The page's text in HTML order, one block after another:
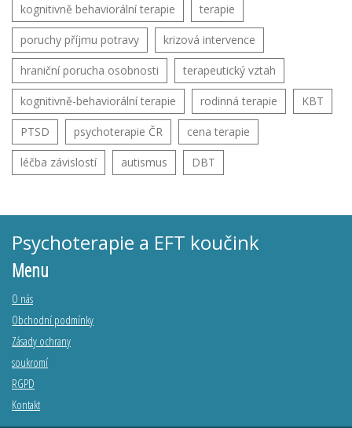
kognitivně behaviorální terapie terapie
poruchy příjmu potravy krizová intervence
hraniční porucha osobnosti terapeutický vztah
kognitivně-behaviorální terapie rodinná terapie KBT
PTSD psychoterapie ČR cena terapie
léčba závislostí autismus DBT
Psychoterapie a EFT koučink
Menu
O nás
Obchodní podmínky
Zásady ochrany
soukromí
RGPD
Kontakt